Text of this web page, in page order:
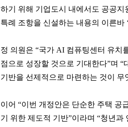
하기 위해 기업도시 내에서도 공공
특례 조항을 신설하는 내용의 이른바
정 의원은 “국가 AI 컴퓨팅센터 유치
점으로 성장할 것으로 기대한다”며
기반을 선제적으로 마련하는 것이 무
이어 “이번 개정안은 단순한 주택 공
기 위한 제도적 기반”이라며 “청년